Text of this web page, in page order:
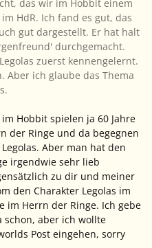
das wir im Hobbit einem
HdR. Ich fand es gut, das
gut dargestellt. Er hat halt
durchgemacht.
zuerst kennengelernt.
Aber ich glaube das Thema
Hobbit spielen ja 60 Jahre
der Ringe und da begegnen
Aber man hat den
irgendwie sehr lieb
zu dir und meiner
den Charakter Legolas im
im Herrn der Ringe. Ich gebe
schon, aber ich wollte
Post eingehen, sorry